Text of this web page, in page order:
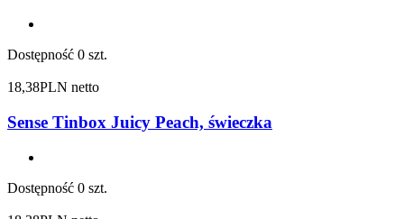
Dostępność 0 szt.
18,38PLN netto
Sense Tinbox Juicy Peach, świeczka
Dostępność 0 szt.